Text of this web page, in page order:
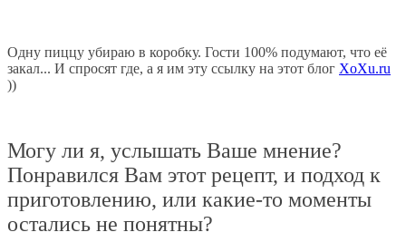
Одну пиццу убираю в коробку. Гости 100% подумают, что её
закал... И спросят где, а я им эту ссылку на этот блог XoXu.ru
))
Могу ли я, услышать Ваше мнение?
Понравился Вам этот рецепт, и подход к
приготовлению, или какие-то моменты
остались не понятны?